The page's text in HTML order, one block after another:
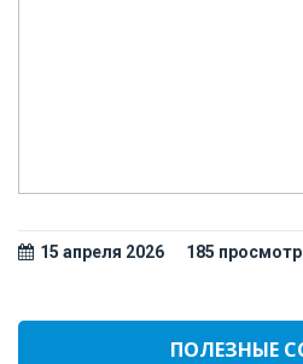
15 апреля 2026 185
ПОЛЕЗНЫЕ